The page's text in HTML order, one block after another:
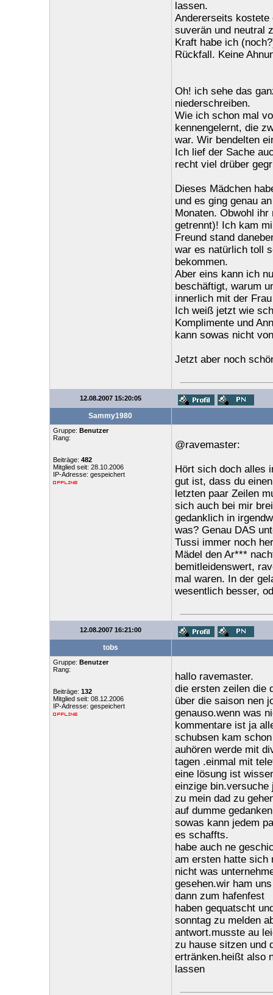
lassen.
Andererseits kostete
suverän und neutral
Kraft habe ich
Rückfall. Keine
Oh! ich sehe das
niederschreiben.
Wie ich schon mal
kennengelernt, die
war. Wir bendelten
Ich lief der Sache
recht viel drüber
Dieses Mädchen
und es ging genau
Monaten. Obwohl
getrennt)! Ich kam
Freund stand
war es natürlich toll
bekommen.
Aber eins kann ich
beschäftigt, warum
innerlich mit der
Ich weiß jetzt wie
Komplimente und
kann sowas nicht
Jetzt aber noch
12.08.2007 15:20:05
Sammy1980
Gruppe: Benutzer
Rang:
Beiträge: 482
Mitglied seit: 28.10.2006
IP-Adresse: gespeichert
@ravemaster:
Hört sich doch alles
gut ist, dass du
letzten paar Zeilen
sich auch bei mir
gedanklich in
was? Genau DAS
Tussi immer noch
Mädel den Ar***
bemitleidenswert,
mal waren. In der
wesentlich besser,
12.08.2007 16:21:00
tobs
Gruppe: Benutzer
Rang:
Beiträge: 132
Mitglied seit: 08.12.2006
IP-Adresse: gespeichert
hallo ravemaster.
die ersten zeilen die
über die saison nen
genauso.wenn was
kommentare ist ja
schubsen kam
auhören werde mit
tagen .einmal mit
eine lösung ist
einzige bin.versuche
zu mein dad zu
auf dumme
sowas kann jedem
es schaffts.
habe auch ne
am ersten hatte sich
nicht was
gesehen.wir ham
dann zum hafenfest
haben gequatscht
sonntag zu melden
antwort.musste au
zu hause sitzen und
ertränken.heißt also
lassen